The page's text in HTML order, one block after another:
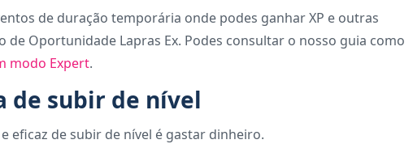
de duração temporária onde podes ganhar XP e outras
de Oportunidade Lapras Ex. Podes consultar o nosso guia como
modo Expert.
de subir de nível
eficaz de subir de nível é gastar dinheiro.